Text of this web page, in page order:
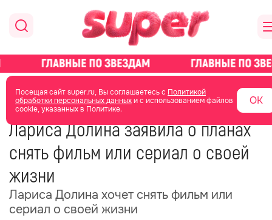
Посещая сайт super.ru, Вы соглашаетесь с Политикой
обработки персональных данныхи с использованием файлов
cookie, указанных в Политике.
ОК
главная новости о звездах новости
02 июня 08:50
Лариса Долина заявила о планах
снять фильм или сериал о своей
жизни
Лариса Долина хочет снять фильм или
сериал о своей жизни